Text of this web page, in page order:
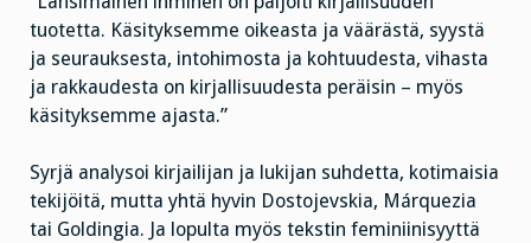
tuotetta. Käsityksemme oikeasta ja väärästä, syystä
ja seurauksesta, intohimosta ja kohtuudesta, vihasta
ja rakkaudesta on kirjallisuudesta peräisin – myös
käsityksemme ajasta.”
Syrjä analysoi kirjailijan ja lukijan suhdetta, kotimaisia
tekijöitä, mutta yhtä hyvin Dostojevskia, Márquezia
tai Goldingia. Ja lopulta myös tekstin feminiinisyyttä